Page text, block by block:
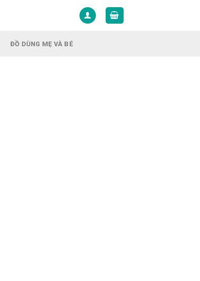
ĐỒ DÙNG MẸ VÀ BÉ